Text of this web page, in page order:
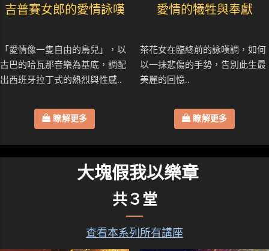
吉普賽女郎的愛情詠嘆
「愛情像一隻自由的鳥兒」，以
古巴的哈瓦那音樂為基底，調配
出西班牙拉丁式的熱烈與性感..
瞭解更多
愛情的犧牲與奉獻
茶花女在臨終前的詠嘆調，如何
以一抹悲傷的手勢，告別此生最
美麗的回憶..
瞭解更多
大塊假我以樂章
共３堂
查看本系列所有講座